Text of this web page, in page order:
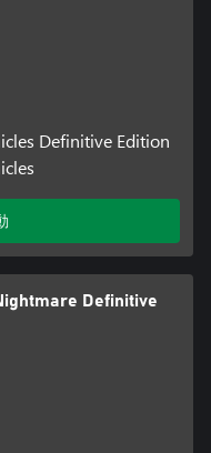
Definitive Edition
Definitive